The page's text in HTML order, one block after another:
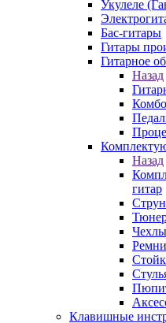
Укулеле
Бас-гитары
Гитары
Гитарное
Назад
Назад
гитар
Клавишные